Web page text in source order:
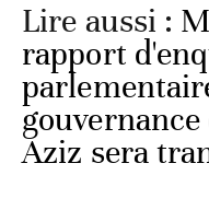
Lire aussi :
rapport
Aziz sera